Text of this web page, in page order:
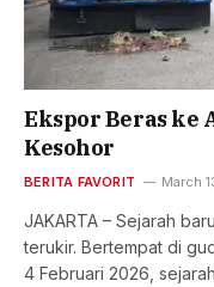
Ekspor Beras ke
Kesohor
BERITA FAVORIT March
JAKARTA – Sejarah
terukir. Bertempat di
4 Februari 2026,